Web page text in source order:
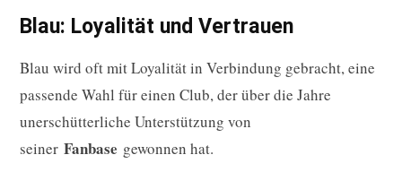
Blau: Loyalität und Vertrauen
Blau wird oft mit Loyalität in Verbindung gebracht, eine
passende Wahl für einen Club, der über die Jahre
unerschütterliche Unterstützung von
seiner Fanbase gewonnen hat.